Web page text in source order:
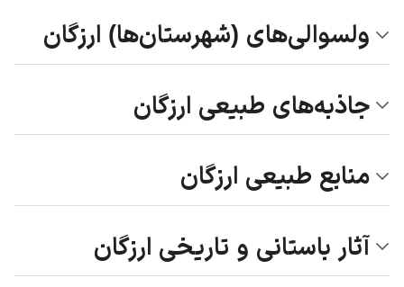
ولسوالی‌های (شهرستان‌ها) ارزگان
جاذبه‌های طبیعی ارزگان
منابع طبیعی ارزگان
آثار باستانی و تاریخی ارزگان